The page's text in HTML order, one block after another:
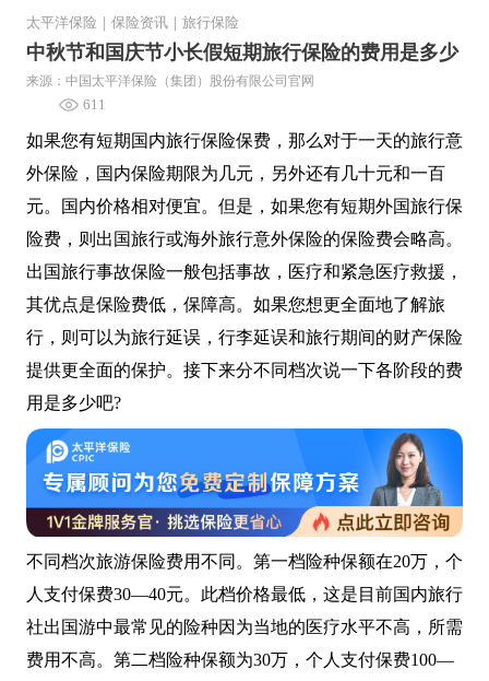
太平洋保险 保险资讯 旅行保险
中秋节和国庆节小长假短期旅行保险的费用是多少
来源：中国太平洋保险（集团）股份有限公司官网
611
如果您有短期国内旅行保险保费，那么对于一天的旅行意
外保险，国内保险期限为几元，另外还有几十元和一百
元。国内价格相对便宜。但是，如果您有短期外国旅行保
险费，则出国旅行或海外旅行意外保险的保险费会略高。
出国旅行事故保险一般包括事故，医疗和紧急医疗救援，
其优点是保险费低，保障高。如果您想更全面地了解旅
行，则可以为旅行延误，行李延误和旅行期间的财产保险
提供更全面的保护。接下来分不同档次说一下各阶段的费
用是多少吧?
不同档次旅游保险费用不同。第一档险种保额在20万，个
人支付保费30—40元。此档价格最低，这是目前国内旅行
社出国游中最常见的险种因为当地的医疗水平不高，所需
费用不高。第二档险种保额为30万，个人支付保费100—